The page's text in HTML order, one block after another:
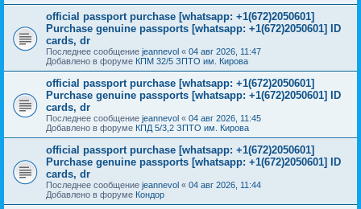
official passport purchase [whatsapp: +1(672)2050601]
Purchase genuine passports [whatsapp: +1(672)2050601] ID
cards, dr
Последнее сообщение jeannevol « 04 авг 2026, 11:47
Добавлено в форуме КПМ 32/5 ЗПТО им. Кирова
official passport purchase [whatsapp: +1(672)2050601]
Purchase genuine passports [whatsapp: +1(672)2050601] ID
cards, dr
Последнее сообщение jeannevol « 04 авг 2026, 11:45
Добавлено в форуме КПД 5/3,2 ЗПТО им. Кирова
official passport purchase [whatsapp: +1(672)2050601]
Purchase genuine passports [whatsapp: +1(672)2050601] ID
cards, dr
Последнее сообщение jeannevol « 04 авг 2026, 11:44
Добавлено в форуме Кондор